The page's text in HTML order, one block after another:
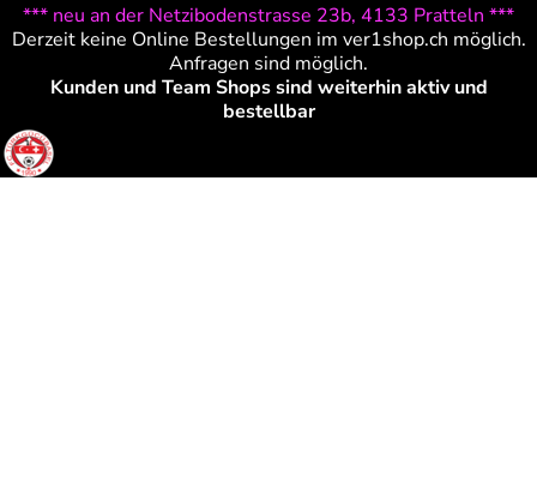
*** neu an der Netzibodenstrasse 23b, 4133 Pratteln ***
Derzeit keine Online Bestellungen im ver1shop.ch möglich.
Anfragen sind möglich.
Kunden und Team Shops sind weiterhin aktiv und
bestellbar